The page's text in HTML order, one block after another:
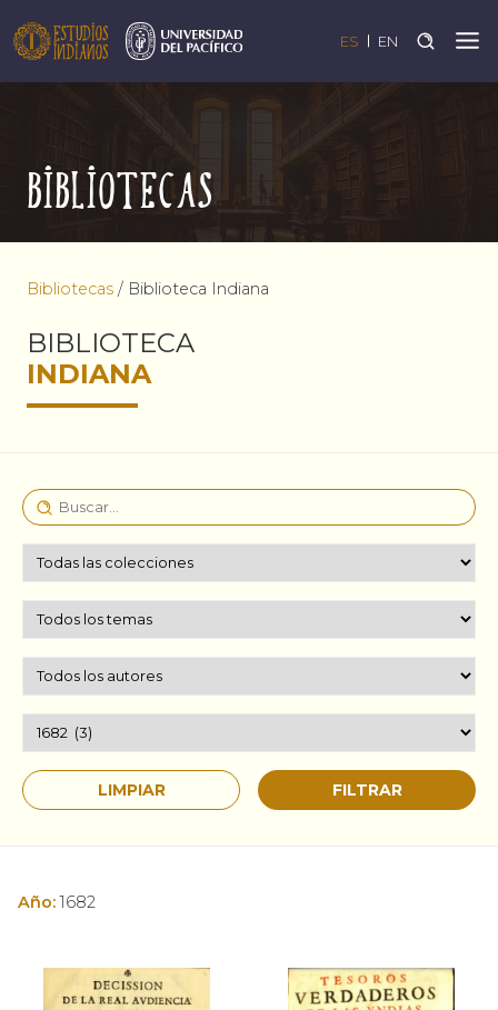
ES EN
Bibliotecas
Bibliotecas / Biblioteca Indiana
BIBLIOTECA
INDIANA
Año:1682